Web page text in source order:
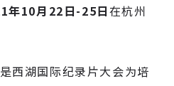
年10月22日-25日在杭州
是西湖国际纪录片大会为培